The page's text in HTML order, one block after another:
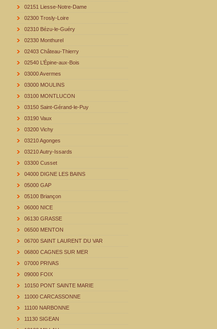
02151 Liesse-Notre-Dame
02300 Trosly-Loire
02310 Bézu-le-Guéry
02330 Monthurel
02403 Château-Thierry
02540 L’Épine-aux-Bois
03000 Avermes
03000 MOULINS
03100 MONTLUCON
03150 Saint-Gérand-le-Puy
03190 Vaux
03200 Vichy
03210 Agonges
03210 Autry-Issards
03300 Cusset
04000 DIGNE LES BAINS
05000 GAP
05100 Briançon
06000 NICE
06130 GRASSE
06500 MENTON
06700 SAINT LAURENT DU VAR
06800 CAGNES SUR MER
07000 PRIVAS
09000 FOIX
10150 PONT SAINTE MARIE
11000 CARCASSONNE
11100 NARBONNE
11130 SIGEAN